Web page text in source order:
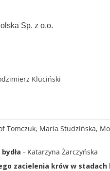
Sp. z o.o.
Kluciński
Tomczuk, Maria Studzińska,
- Katarzyna Żarczyńska
zacielenia krów w stadach